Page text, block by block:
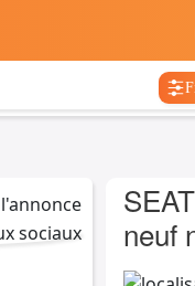
neuf